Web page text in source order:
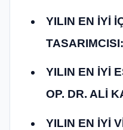
YILIN EN İYİ
YILIN EN İYİ
OP. DR. ALİ
YILIN EN İYİ